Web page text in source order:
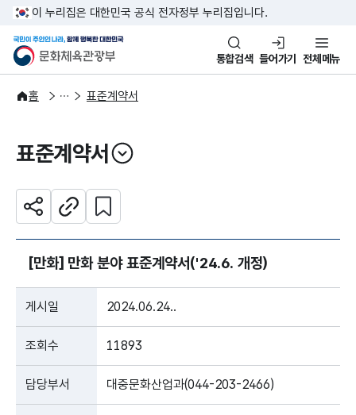
본문 바로가기
주메뉴 바로가기
이 누리집은 대한민국 공식 전자정부 누리집입니다.
문화체육관광부
국민이 주인인 나라, 함께 행복
통합검색 들어가기 전체메뉴
홈
자료공간
법령자료 표준계약서
표준계약서
열기
공유하기주소복사
관심 콘텐츠 설정하기
[만화] 만화 분야 표준계약서('24.6. 개정)
게시일 2024.06.24..
조회수 11893
담당부서 대중문화산업과(044-203-2466)